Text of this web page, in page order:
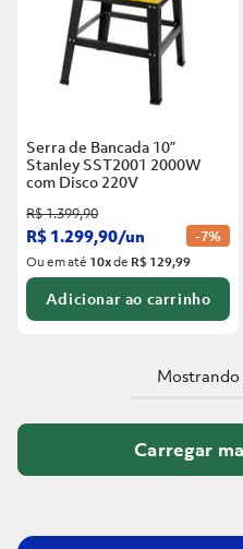
Serra de Bancada 10”
Stanley SST2001 2000W
com Disco 220V
R$1.399,90
R$ 1.299,90/un -7%
Ou em até 10xde R$ 129,99
Adicionar ao carrinho
Mostrando